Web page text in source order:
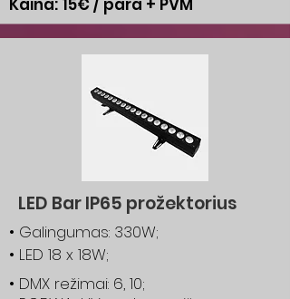
Kaina: 15€ / para + PVM
LED Bar IP65 prožektorius
• Galingumas: 330W;
• LED 18 x 18W;
• DMX režimai: 6, 10;